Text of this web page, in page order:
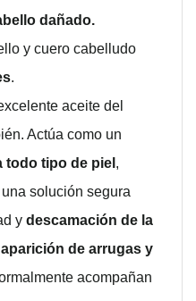
dañado.
y cuero cabelludo
.
aceite del
Actúa como un
todo tipo de piel ,
solución segura
y descamación de la
de arrugas y
acompañan